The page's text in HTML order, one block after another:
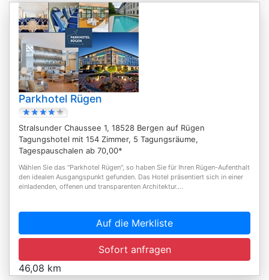
Parkhotel Rügen
Stralsunder Chaussee 1, 18528 Bergen auf Rügen
Tagungshotel mit 154 Zimmer, 5 Tagungsräume,
Tagespauschalen ab 70,00*
Wählen Sie das "Parkhotel Rügen", so haben Sie für Ihren Rügen-Aufenthalt
den idealen Ausgangspunkt gefunden. Das Hotel präsentiert sich in einer
einladenden, offenen und transparenten Architektur....
Auf die Merkliste
Sofort anfragen
46,08 km